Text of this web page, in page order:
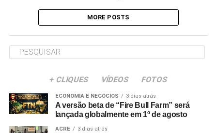
MORE POSTS
+ CLIQUES VÍDEOS FOTOS
ECONOMIA E NEGÓCIOS 3 dias atrás
A versão beta de “Fire Bull Farm” será
lançada globalmente em 1º de agosto
ACRE 3 dias atrás